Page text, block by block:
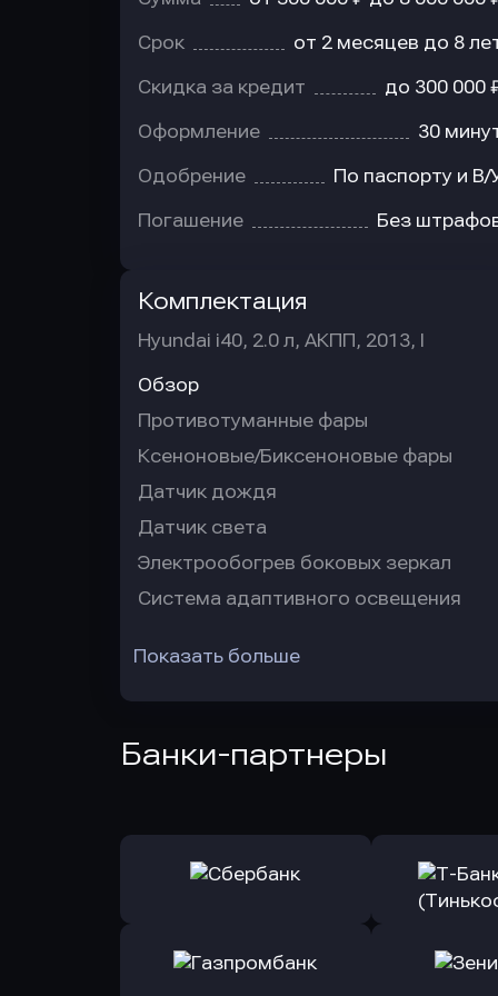
Срок от 2 месяцев до 8
Скидка за кредит до 300 000
Оформление 30
Одобрение По паспорту и В/
Погашение Без
Комплектация
Hyundai i40, 2.0 л, АКПП, 2013, I
Обзор
Противотуманные фары
Ксеноновые/Биксеноновые фары
Датчик дождя
Датчик света
Электрообогрев боковых зеркал
Система адаптивного освещения
Показать больше
Банки-партнеры
Оправить заявку